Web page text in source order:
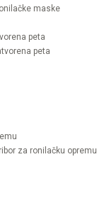
maske
peta
peta
za ronilačku opremu